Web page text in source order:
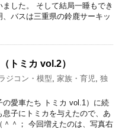
ました。 そして結局一睡もでき
バスは三重県の鈴鹿サーキッ
トミカ vol.2）
ジコン・模型 家族・育児
独
の愛車たち トミカ vol.1）に続
息子にトミカを与えたので、あ
＾＾； 今回増えたのは、写真右